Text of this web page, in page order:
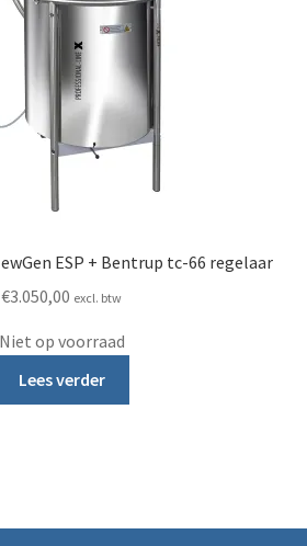
ESP + Bentrup tc-66 regelaar
€3.050,00 excl. btw
Niet op voorraad
Lees verder